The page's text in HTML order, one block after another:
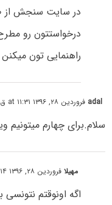
در سایت سنجش از
درخواستتون رو
راهنمایی تون
adal فروردین ۲۸, ۱۳۹۶ at ۱۱:۳۱ ق٫ظ
سلام.برای چهارم
مهیلافروردین ۲۸, ۱۳۹۶ at ۱۲:۱۴ ب٫ظ
اگه اونوقتم